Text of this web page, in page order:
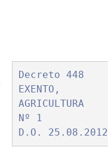
Decreto 448
EXENTO,
AGRICULTURA
Nº 1
D.O. 25.08.2012